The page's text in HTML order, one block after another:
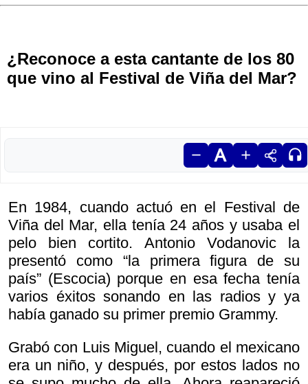
¿Reconoce a esta cantante de los 80
que vino al Festival de Viña del Mar?
En 1984, cuando actuó en el Festival de
Viña del Mar, ella tenía 24 años y usaba el
pelo bien cortito. Antonio Vodanovic la
presentó como “la primera figura de su
país” (Escocia) porque en esa fecha tenía
varios éxitos sonando en las radios y ya
había ganado su primer premio Grammy.
Grabó con Luis Miguel, cuando el mexicano
era un niño, y después, por estos lados no